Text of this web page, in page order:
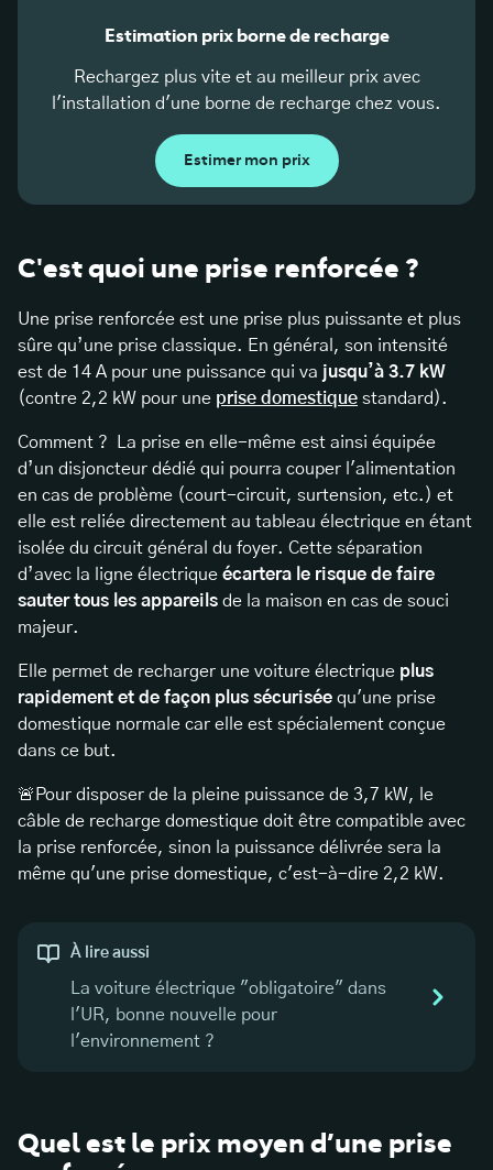
Estimation prix borne de recharge
Rechargez plus vite et au meilleur prix avec
l'installation d'une borne de recharge chez vous.
Estimer mon prix
C'est quoi une prise renforcée ?
Une prise renforcée est une prise plus puissante et plus
sûre qu’une prise classique. En général, son intensité
est de 14 A pour une puissance qui va jusqu’à 3.7 kW
(contre 2,2 kW pour une prise domestique standard).
Comment ? La prise en elle-même est ainsi équipée
d’un disjoncteur dédié qui pourra couper l'alimentation
en cas de problème (court-circuit, surtension, etc.) et
elle est reliée directement au tableau électrique en étant
isolée du circuit général du foyer. Cette séparation
d’avec la ligne électrique écartera le risque de faire
sauter tous les appareils de la maison en cas de souci
majeur.
Elle permet de recharger une voiture électrique plus
rapidement et de façon plus sécurisée qu'une prise
domestique normale car elle est spécialement conçue
dans ce but.
🚨Pour disposer de la pleine puissance de 3,7 kW, le
câble de recharge domestique doit être compatible avec
la prise renforcée, sinon la puissance délivrée sera la
même qu'une prise domestique, c'est-à-dire 2,2 kW.
À lire aussi
La voiture électrique "obligatoire" dans
l'UR, bonne nouvelle pour
l'environnement ?
Quel est le prix moyen d’une prise